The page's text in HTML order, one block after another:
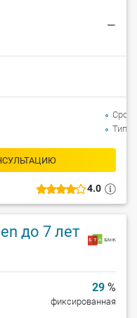
4.0
—
Срок
Тип
до 7 лет
29 %
фиксированная